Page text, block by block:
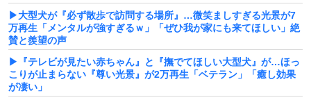
▶大型犬が『必ず散歩で訪問する場所』…微笑ましすぎる光景が7
万再生「メンタルが強すぎるｗ」「ぜひ我が家にも来てほしい」絶
賛と羨望の声
▶『テレビが見たい赤ちゃん』と『撫でてほしい大型犬』が…ほっ
こりが止まらない『尊い光景』が2万再生「ベテラン」「癒し効果
が凄い」